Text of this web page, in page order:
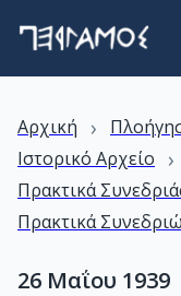
Αρχική ›
Ιστορικό Αρχείο ›
Πρακτικά
Πρακτικά
26 Μαΐου 1939